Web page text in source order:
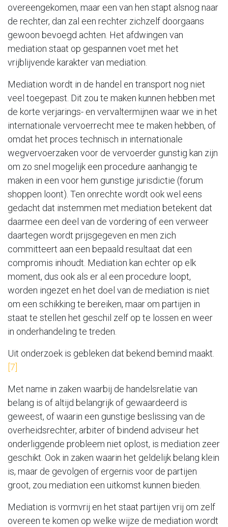
overeengekomen, maar een van hen stapt alsnog naar
de rechter, dan zal een rechter zichzelf doorgaans
gewoon bevoegd achten. Het afdwingen van
mediation staat op gespannen voet met het
vrijblijvende karakter van mediation.
Mediation wordt in de handel en transport nog niet
veel toegepast. Dit zou te maken kunnen hebben met
de korte verjarings- en vervaltermijnen waar we in het
internationale vervoerrecht mee te maken hebben, of
omdat het proces technisch in internationale
wegvervoerzaken voor de vervoerder gunstig kan zijn
om zo snel mogelijk een procedure aanhangig te
maken in een voor hem gunstige jurisdictie (forum
shoppen loont). Ten onrechte wordt ook wel eens
gedacht dat instemmen met mediation betekent dat
daarmee een deel van de vordering of een verweer
daartegen wordt prijsgegeven en men zich
committeert aan een bepaald resultaat dat een
compromis inhoudt. Mediation kan echter op elk
moment, dus ook als er al een procedure loopt,
worden ingezet en het doel van de mediation is niet
om een schikking te bereiken, maar om partijen in
staat te stellen het geschil zelf op te lossen en weer
in onderhandeling te treden.
Uit onderzoek is gebleken dat bekend bemind maakt.
[7]
Met name in zaken waarbij de handelsrelatie van
belang is of altijd belangrijk of gewaardeerd is
geweest, of waarin een gunstige beslissing van de
overheidsrechter, arbiter of bindend adviseur het
onderliggende probleem niet oplost, is mediation zeer
geschikt. Ook in zaken waarin het geldelijk belang klein
is, maar de gevolgen of ergernis voor de partijen
groot, zou mediation een uitkomst kunnen bieden.
Mediation is vormvrij en het staat partijen vrij om zelf
overeen te komen op welke wijze de mediation wordt